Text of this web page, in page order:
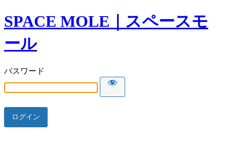
SPACE MOLE｜スペースモ
ール
パスワード